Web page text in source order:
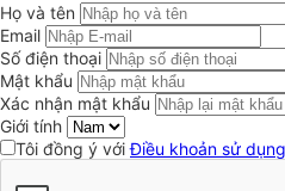
Họ và tên
Email
Số điện thoại
Mật khẩu
Xác nhận mật khẩu
Giới tính
Tôi đồng ý vớiĐiều khoản sử dụng